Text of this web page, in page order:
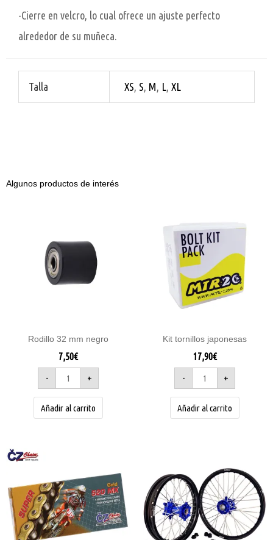
-Cierre en velcro, lo cual ofrece un ajuste perfecto
alrededor de su muñeca.
Talla XS, S, M, L,XL
Algunos productos de interés
Rodillo 32 mm negro
7,50€
-
+
Añadir al carrito
Kit tornillos japonesas
17,90€
-
cantidad
+
Añadir al carrito
ORO
cantidad
tiene
Las